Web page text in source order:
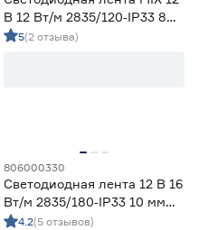
В 12 Вт/м 2835/120‑IP33 8
мм теплый/дневной/
5(2 отзыва)
806000330
Светодиодная лента 12 В 16
Вт/м 2835/180‑IP33 10 мм
холодный 2 м Geniled
4.2(5 отзывов)